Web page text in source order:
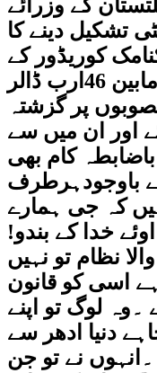
کے وزرائے
تشکیل دینے کا
کوریڈور کے
تحت پاکستان اور چین کے مابین 46ارب ڈالر
پر گزشتہ
اور ان میں سے
کام بھی
باوجودہرطرف
کہ جی ہمارے
خدا کے بندو!
نظام تو نہیں
اسی کو قانون
۔وہ لوگ تو اپنے
دنیا ادھر سے
۔انہوں نے تو جن